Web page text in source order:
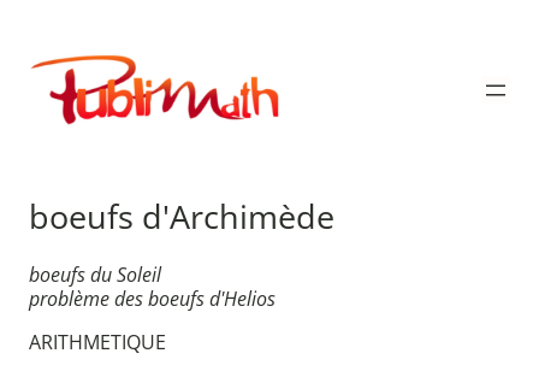
contenu
Publimath
boeufs d'Archimède
boeufs du Soleil
problème des boeufs d'Helios
ARITHMETIQUE